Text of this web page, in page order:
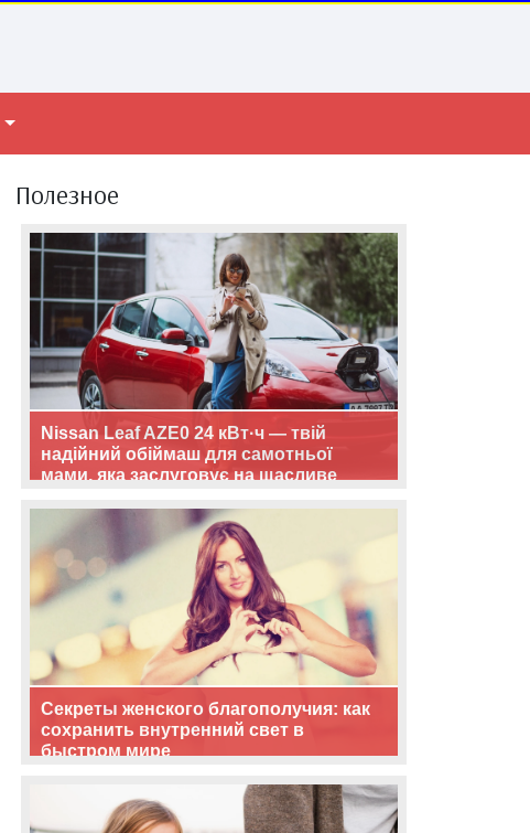
Полезное
Nissan Leaf AZE0 24 кВт·ч — твій
надійний обіймаш для самотньої
мами, яка заслуговує на щасливе
Секреты женского благополучия: как
сохранить внутренний свет в
быстром мире